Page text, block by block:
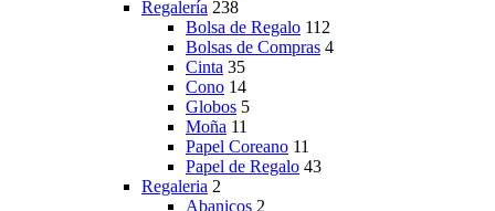
Regalería 238
Bolsa de Regalo 112
Bolsas de Compras 4
Cinta 35
Cono 14
Globos 5
Moña 11
Papel Coreano 11
Papel de Regalo 43
Regaleria 2
Abanicos 2